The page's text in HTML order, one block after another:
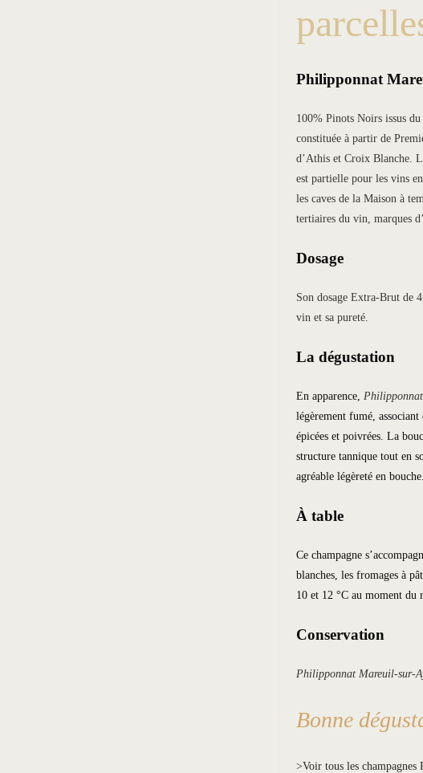
Philipponnat
100% Pinots Noirs issus
constituée à partir de
d’Athis et Croix Blanche.
est partielle pour les vins
les caves de la Maison à
tertiaires du vin, marques
Dosage
Son dosage Extra-Brut de
vin et sa pureté.
La dégustation
En apparence,
légèrement fumé, associant
épicées et poivrées. La
structure tannique tout en
agréable légèreté en bouche.
À table
Ce champagne
blanches, les fromages à
10 et 12 °C au moment du
Conservation
Philipponnat Mareuil-sur-
Bonne
>Voir tous les champagnes